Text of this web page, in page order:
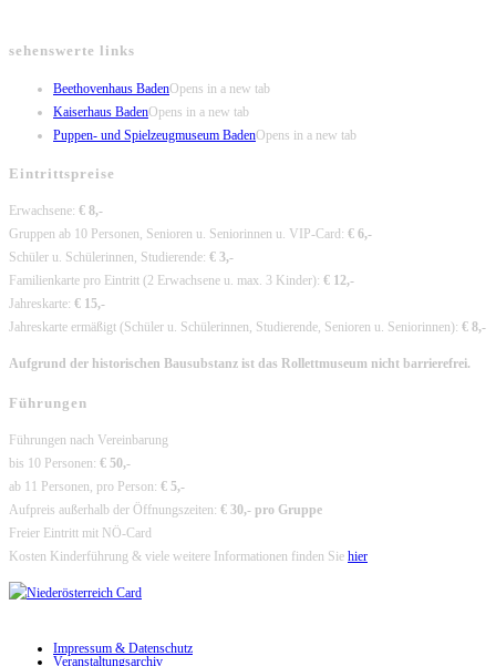
sehenswerte links
Beethovenhaus BadenOpens in a new tab
Kaiserhaus BadenOpens in a new tab
Puppen- und Spielzeugmuseum BadenOpens in a new tab
Eintrittspreise
Erwachsene: € 8,-
Gruppen ab 10 Personen, Senioren u. Seniorinnen u. VIP-Card: € 6,-
Schüler u. Schülerinnen, Studierende: € 3,-
Familienkarte pro Eintritt (2 Erwachsene u. max. 3 Kinder): € 12,-
Jahreskarte: € 15,-
Jahreskarte ermäßigt (Schüler u. Schülerinnen, Studierende, Senioren u. Seniorinnen): € 8,-
Aufgrund der historischen Bausubstanz ist das Rollettmuseum nicht barrierefrei.
Führungen
Führungen nach Vereinbarung
bis 10 Personen: € 50,-
ab 11 Personen, pro Person: € 5,-
Aufpreis außerhalb der Öffnungszeiten: € 30,- pro Gruppe
Freier Eintritt mit NÖ-Card
Kosten Kinderführung & viele weitere Informationen finden Sie hier
Impressum & Datenschutz
Veranstaltungsarchiv